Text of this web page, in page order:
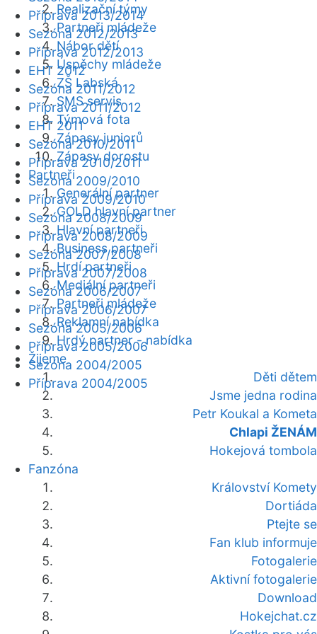
Realizační týmy
Partneři mládeže
Nábor dětí
Úspěchy mládeže
ZŠ Labská
SMS servis
Týmová fota
Zápasy juniorů
Zápasy dorostu
Partneři
Generální partner
GOLD hlavní partner
Hlavní partneři
Business partneři
Hrdí partneři
Mediální partneři
Partneři mládeže
Reklamní nabídka
Hrdý partner - nabídka
Žijeme
Děti dětem
Jsme jedna rodina
Petr Koukal a Kometa
Chlapi ŽENÁM
Hokejová tombola
Fanzóna
Království Komety
Dortiáda
Ptejte se
Fan klub informuje
Fotogalerie
Aktivní fotogalerie
Download
Hokejchat.cz
Příprava 2013/2014
Sezóna 2012/2013
Příprava 2012/2013
EHT 2012
Sezóna 2011/2012
Příprava 2011/2012
EHT 2011
Sezóna 2010/2011
Příprava 2010/2011
Sezóna 2009/2010
Příprava 2009/2010
Sezóna 2008/2009
Příprava 2008/2009
Sezóna 2007/2008
Příprava 2007/2008
Sezóna 2006/2007
Příprava 2006/2007
Sezóna 2005/2006
Příprava 2005/2006
Sezóna 2004/2005
Příprava 2004/2005